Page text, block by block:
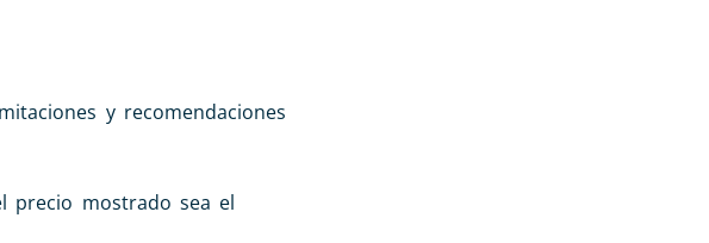
y recomendaciones
precio mostrado sea el